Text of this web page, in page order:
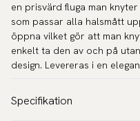
en prisvärd fluga man
som passar alla halsmått
öppna vilket gör att man
enkelt ta den av och på
design. Levereras i en
Specifikation